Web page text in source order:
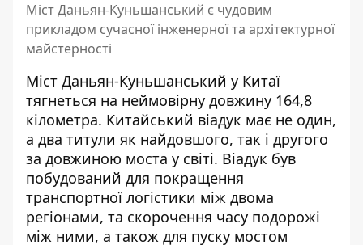
Міст Даньян-Куньшанський є чудовим
прикладом сучасної інженерної та архітектурної
майстерності
Міст Даньян-Куньшанський у Китаї
тягнеться на неймовірну довжину 164,8
кілометра. Китайський віадук має не один,
а два титули як найдовшого, так і другого
за довжиною моста у світі. Віадук був
побудований для покращення
транспортної логістики між двома
регіонами, та скорочення часу подорожі
між ними, а також для пуску мостом